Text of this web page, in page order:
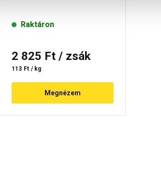
Raktáron
2 825 Ft / zsák
113 Ft / kg
Megnézem